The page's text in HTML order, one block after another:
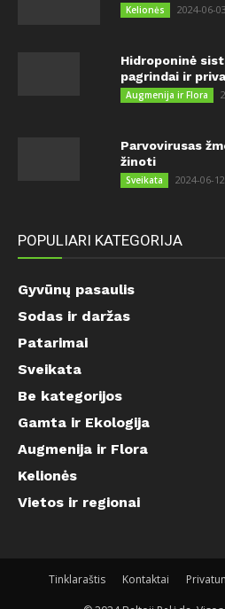
Kelionės 2024-06-03
Hidroponinė
pagrindai ir
Augmenija ir Flora
Parvovirusas
žinoti
Sveikata 2024-06-12
POPULIARI KATEGORIJA
Gyvūnų pasaulis
Sodas ir daržas
Patarimai
Sveikata
Be kategorijos
Gamta ir Ekologija
Augmenija ir Flora
Kelionės
Vietos ir regionai
Tinklaraštis Kontaktai